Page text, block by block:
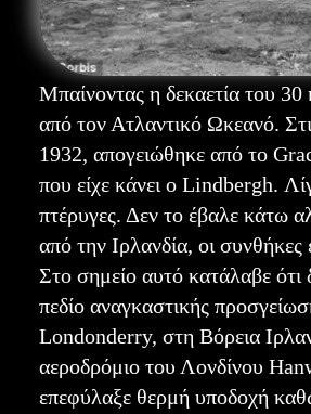
Μπαίνοντας η δεκαετία του
από τον Ατλαντικό Ωκεανό.
1932, απογειώθηκε από το
που είχε κάνει ο Lindbergh.
πτέρυγες. Δεν το έβαλε κάτω
από την Ιρλανδία, οι
Στο σημείο αυτό κατάλαβε ότι
πεδίο αναγκαστικής
Londonderry, στη Βόρεια
αεροδρόμιο του Λονδίνου
επεφύλαξε θερμή υποδοχή